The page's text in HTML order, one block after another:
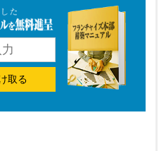
取る